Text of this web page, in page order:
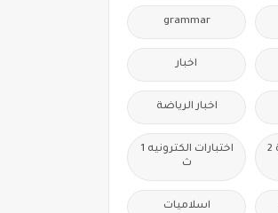
grammar
اخبار
اخبار الرياضة
اختبارات الكترونية 2
اختبارات الكترونيه 1
ث
اسلاميات